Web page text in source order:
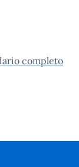
completo